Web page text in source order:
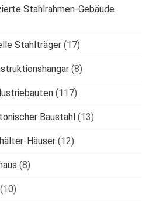
Stahlrahmen-Gebäude
Stahlträger (17)
(8)
(117)
Baustahl (13)
Häuser (12)
(8)
(10)